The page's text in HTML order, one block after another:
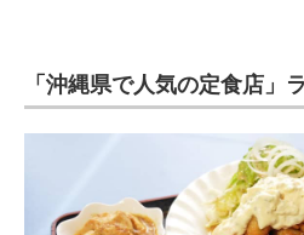
エレクトロニクス専門サイト
エネルギーの専門メディア
「沖縄県で人気の定食店」